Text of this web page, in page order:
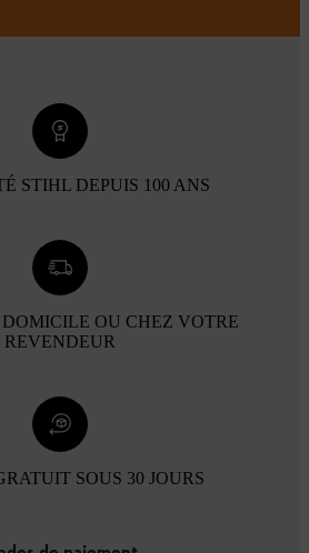
STIHL DEPUIS 100 ANS
OU CHEZ VOTRE
REVENDEUR
SOUS 30 JOURS